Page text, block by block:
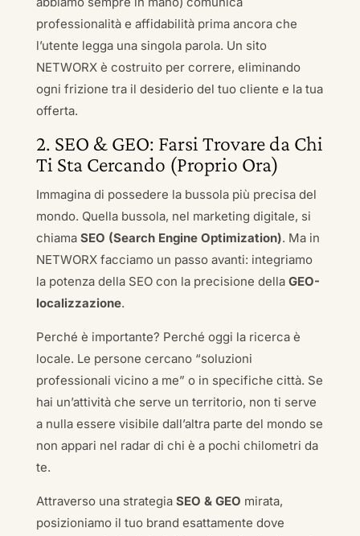
professionalità e affidabilità prima ancora che
l’utente legga una singola parola. Un sito
NETWORX è costruito per correre, eliminando
ogni frizione tra il desiderio del tuo cliente e la tua
offerta.
2. SEO & GEO: Farsi Trovare da Chi
Ti Sta Cercando (Proprio Ora)
Immagina di possedere la bussola più precisa del
mondo. Quella bussola, nel marketing digitale, si
chiama SEO (Search Engine Optimization). Ma in
NETWORX facciamo un passo avanti: integriamo
la potenza della SEO con la precisione della GEO-
localizzazione.
Perché è importante? Perché oggi la ricerca è
locale. Le persone cercano “soluzioni
professionali vicino a me” o in specifiche città. Se
hai un’attività che serve un territorio, non ti serve
a nulla essere visibile dall’altra parte del mondo se
non appari nel radar di chi è a pochi chilometri da
te.
Attraverso una strategia SEO & GEO mirata,
posizioniamo il tuo brand esattamente dove